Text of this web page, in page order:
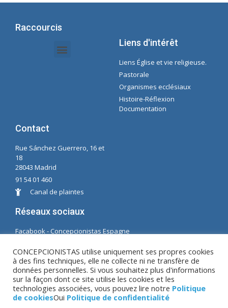
Raccourcis
Liens d'intérêt
Liens Église et vie religieuse.
Pastorale
Organismes ecclésiaux
Histoire-Réflexion
Documentation
Contact
Rue Sánchez Guerrero, 16 et
18
28043 Madrid
91 54 01 460
Canal de plaintes
Réseaux sociaux
Facabook - Concepcionistas Espagne
© Copyright MM. Conceptionnistes. Développé par
LC. S.L.
CONCEPCIONISTAS utilise uniquement ses propres cookies
à des fins techniques, elle ne collecte ni ne transfère de
données personnelles. Si vous souhaitez plus d'informations
sur la façon dont ce site utilise les cookies et les
technologies associées, vous pouvez lire notre Politique
de cookiesOui Politique de confidentialité